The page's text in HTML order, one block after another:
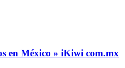
en México » iKiwi com.mx